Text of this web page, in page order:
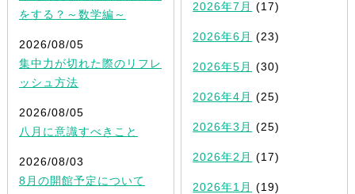
をする？～数学編～
2026/08/05
集中力が切れた際のリフレ
ッシュ方法
2026/08/05
八月に意識すべきこと
2026/08/03
8月の開館予定について
2026年7月 (17)
2026年6月 (23)
2026年5月 (30)
2026年4月 (25)
2026年3月 (25)
2026年2月 (17)
2026年1月 (19)